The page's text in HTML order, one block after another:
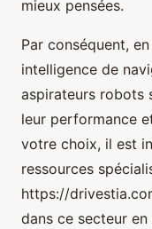
mieux pensées.
Par conséquent,
intelligence de
aspirateurs robots
leur performance
votre choix, il est
ressources
https://
dans ce secteur